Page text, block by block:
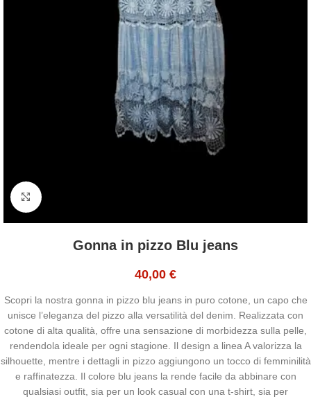
Click to enlarge
Gonna in pizzo Blu jeans
40,00 €
Scopri la nostra gonna in pizzo blu jeans in puro cotone, un capo che
unisce l’eleganza del pizzo alla versatilità del denim. Realizzata con
cotone di alta qualità, offre una sensazione di morbidezza sulla pelle,
rendendola ideale per ogni stagione. Il design a linea A valorizza la
silhouette, mentre i dettagli in pizzo aggiungono un tocco di femminilità
e raffinatezza. Il colore blu jeans la rende facile da abbinare con
qualsiasi outfit, sia per un look casual con una t-shirt, sia per